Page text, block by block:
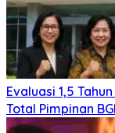
Evaluasi 1,5
Total Pimpinan